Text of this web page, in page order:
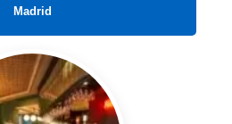
Madrid